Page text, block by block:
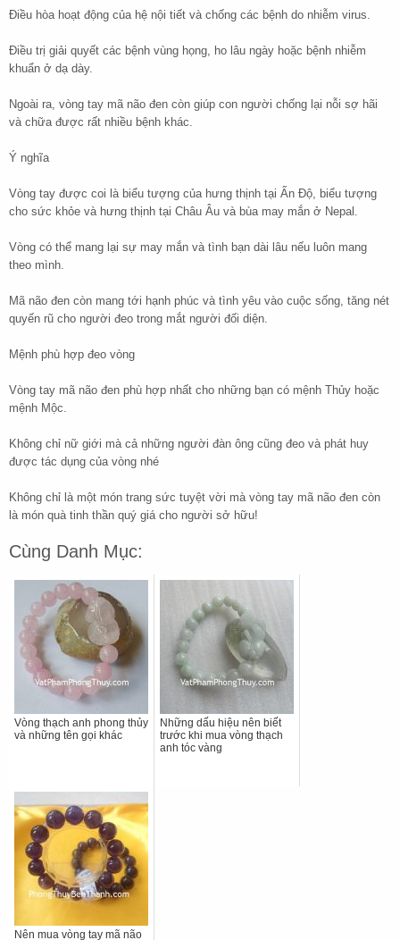
Điều hòa hoạt động của hệ nội tiết và chống các bệnh do nhiễm virus.
Điều trị giải quyết các bệnh vùng họng, ho lâu ngày hoặc bệnh nhiễm
khuẩn ở dạ dày.
Ngoài ra, vòng tay mã não đen còn giúp con người chống lại nỗi sợ hãi
và chữa được rất nhiều bệnh khác.
Ý nghĩa
Vòng tay được coi là biểu tượng của hưng thịnh tại Ấn Độ, biểu tượng
cho sức khỏe và hưng thịnh tại Châu Âu và bùa may mắn ở Nepal.
Vòng có thể mang lại sự may mắn và tình bạn dài lâu nếu luôn mang
theo mình.
Mã não đen còn mang tới hạnh phúc và tình yêu vào cuộc sống, tăng nét
quyến rũ cho người đeo trong mắt người đối diện.
Mệnh phù hợp đeo vòng
Vòng tay mã não đen phù hợp nhất cho những bạn có mệnh Thủy hoặc
mệnh Mộc.
Không chỉ nữ giới mà cả những người đàn ông cũng đeo và phát huy
được tác dụng của vòng nhé
Không chỉ là một món trang sức tuyệt vời mà vòng tay mã não đen còn
là món quà tinh thần quý giá cho người sở hữu!
Cùng Danh Mục:
Vòng thạch anh phong thủy
và những tên gọi khác
Những dấu hiệu nên biết
trước khi mua vòng thạch
anh tóc vàng
Nên mua vòng tay mã não